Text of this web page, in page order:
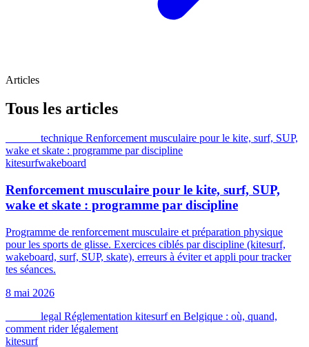
Articles
Tous les articles
technique Renforcement musculaire pour le kite, surf, SUP,
wake et skate : programme par discipline
kitesurfwakeboard
Renforcement musculaire pour le kite, surf, SUP,
wake et skate : programme par discipline
Programme de renforcement musculaire et préparation physique
pour les sports de glisse. Exercices ciblés par discipline (kitesurf,
wakeboard, surf, SUP, skate), erreurs à éviter et appli pour tracker
tes séances.
8 mai 2026
legal Réglementation kitesurf en Belgique : où, quand,
comment rider légalement
kitesurf